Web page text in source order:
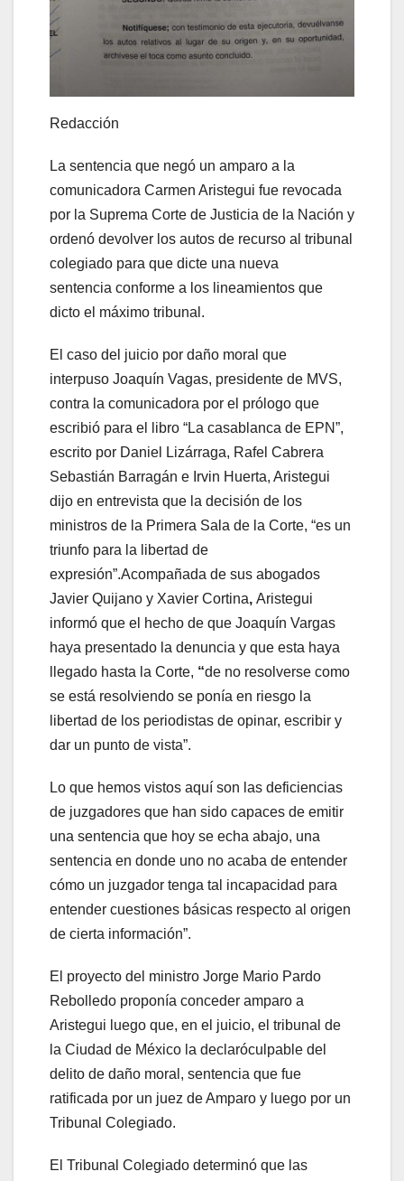
Redacción
La sentencia que negó un amparo a la
comunicadora Carmen Aristegui fue revocada
por la Suprema Corte de Justicia de la Nación y
ordenó devolver los autos de recurso al tribunal
colegiado para que dicte una nueva
sentencia conforme a los lineamientos que
dicto el máximo tribunal.
El caso del juicio por daño moral que
interpuso Joaquín Vagas, presidente de MVS,
contra la comunicadora por el prólogo que
escribió para el libro “La casablanca de EPN”,
escrito por Daniel Lizárraga, Rafel Cabrera
Sebastián Barragán e Irvin Huerta, Aristegui
dijo en entrevista que la decisión de los
ministros de la Primera Sala de la Corte, “es un
triunfo para la libertad de
expresión”.Acompañada de sus abogados
Javier Quijano y Xavier Cortina, Aristegui
informó que el hecho de que Joaquín Vargas
haya presentado la denuncia y que esta haya
llegado hasta la Corte, “de no resolverse como
se está resolviendo se ponía en riesgo la
libertad de los periodistas de opinar, escribir y
dar un punto de vista”.
Lo que hemos vistos aquí son las deficiencias
de juzgadores que han sido capaces de emitir
una sentencia que hoy se echa abajo, una
sentencia en donde uno no acaba de entender
cómo un juzgador tenga tal incapacidad para
entender cuestiones básicas respecto al origen
de cierta información”.
El proyecto del ministro Jorge Mario Pardo
Rebolledo proponía conceder amparo a
Aristegui luego que, en el juicio, el tribunal de
la Ciudad de México la declaróculpable del
delito de daño moral, sentencia que fue
ratificada por un juez de Amparo y luego por un
Tribunal Colegiado.
El Tribunal Colegiado determinó que las